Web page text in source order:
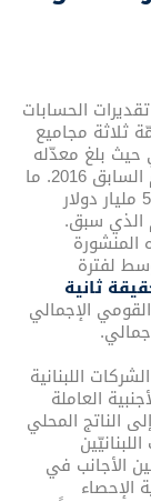
الحسابات
أن ثمّة ثلاثة مجاميع
حيث بلغ معدّله
0,6% (أقل من واحد بالمئة) مقابل 1,6% للعام السابق 2016. ما
يجعل الناتج المحلي الإجمالي عند مستوى 53,4 مليار دولار
51 ملياراً للعام الذي سبق.
لفترة
ثانية
الإجمالي
اللبنانية
العاملة
الناتج المحلي
الأجانب في
الإحصاء